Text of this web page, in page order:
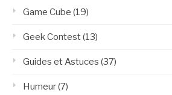
Game Cube (19)
Geek Contest(13)
Guides et Astuces (37)
Humeur(7)